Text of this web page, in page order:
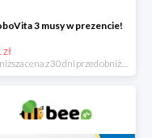
3 musy w prezencie!
zł
*najniższa cena z 30 dni przed obniżką